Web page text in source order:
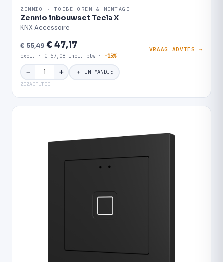
ZENNIO · TOEBEHOREN & MONTAGE
Zennio inbouwset Tecla X
KNX Accessoire
€ 55,49€ 47,17
excl. · € 57,08 incl. btw · -15%
VRAAG ADVIES →
− ＋ ＋ IN MANDJE
ZEZACFLTEC